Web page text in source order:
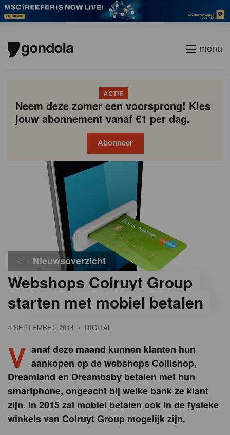
menu
ACTIE
Neem deze zomer een voorsprong! Kies
jouw abonnement vanaf €1 per dag.
Abonneer
Nieuwsoverzicht
Webshops Colruyt Group
starten met mobiel betalen
4 SEPTEMBER 2014 • DIGITAL
V anaf deze maand kunnen klanten hun
aankopen op de webshops Collishop,
Dreamland en Dreambaby betalen met hun
smartphone, ongeacht bij welke bank ze klant
zijn. In 2015 zal mobiel betalen ook in de fysieke
winkels van Colruyt Group mogelijk zijn.